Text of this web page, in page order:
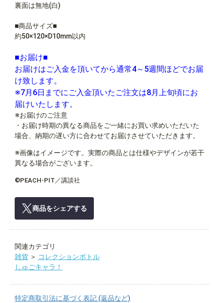
裏面は無地(白)
■商品サイズ■
約50×120×D10mm以内
■お届け■
お届けはご入金を頂いてから通常4～5週間ほどでお届
け致します。
※7月6日までにご入金頂いたご注文は8月上旬頃にお
届けいたします。
※お届けのご注意
・お届け時期の異なる商品をご一緒にお買い求めいただいた
場合、納期の遅い方に合わせてお届けさせていただきます。
※画像はイメージです。実際の商品とは仕様やデザインが若干
異なる場合がございます。
©PEACH-PIT／講談社
商品をシェアする
関連カテゴリ
雑貨 ＞ コレクションボトル
しゅごキャラ！
特定商取引法に基づく表記 (返品など)